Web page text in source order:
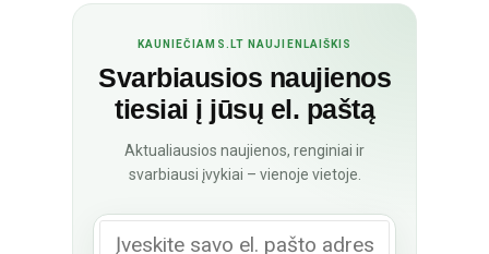
KAUNIEČIAMS.LT NAUJIENLAIŠKIS
Svarbiausios naujienos
tiesiai į jūsų el. paštą
Aktualiausios naujienos, renginiai ir
svarbiausi įvykiai – vienoje vietoje.